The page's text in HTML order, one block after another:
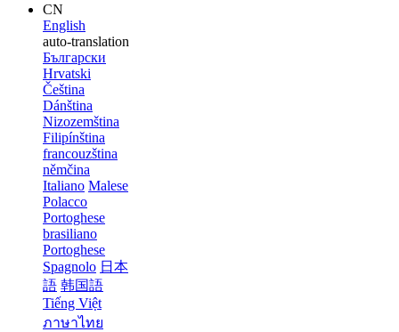
CN
English
auto-translation
Български
Hrvatski
Čeština
Dánština
Nizozemština
Filipínština
francouzština
němčina
Italiano Malese
Polacco
Portoghese
brasiliano
Portoghese
Spagnolo 日本
語 韩国語
Tiếng Việt
ภาษาไทย